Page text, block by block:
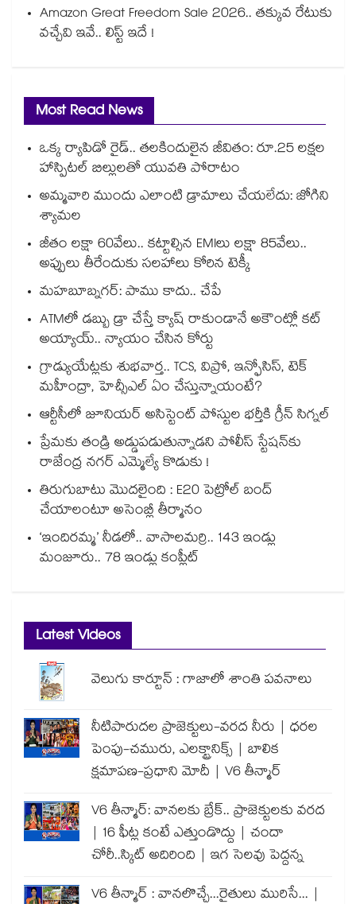
Amazon Great Freedom Sale 2026.. తక్కువ రేటుకు
వచ్చేవి ఇవే.. లిస్ట్ ఇదే !
Most Read News
ఒక్క ర్యాపిడో రైడ్.. తలకిందులైన జీవితం: రూ.25 లక్షల
హాస్పిటల్ బిల్లులతో యువతి పోరాటం
అమ్మవారి ముందు ఎలాంటి డ్రామాలు చేయలేదు: జోగిని
శ్యామల
జీతం లక్షా 60వేలు.. కట్టాల్సిన EMIలు లక్షా 85వేలు..
అప్పులు తీరేందుకు సలహాలు కోరిన టెక్కీ
మహబూబ్నగర్: పాము కాదు.. చేపే
ATMలో డబ్బు డ్రా చేస్తే క్యాష్ రాకుండానే అకౌంట్లో కట్
అయ్యాయ్.. న్యాయం చేసిన కోర్టు
గ్రాడ్యుయేట్లకు శుభవార్త.. TCS, విప్రో, ఇన్ఫోసిస్, టెక్
మహీంద్రా, హెచ్సీఎల్ ఏం చేస్తున్నాయంటే?
ఆర్టీసీలో జూనియర్ అసిస్టెంట్‌‌ పోస్టుల భర్తీకి గ్రీన్‌‌ సిగ్నల్
ప్రేమకు తండ్రి అడ్డుపడుతున్నాడని పోలీస్ స్టేషన్⁪కు
రాజేంద్ర నగర్ ఎమ్మెల్యే కొడుకు !
తిరుగుబాటు మొదలైంది : E20 పెట్రోల్ బంద్
చేయాలంటూ అసెంబ్లీ తీర్మానం
‘ఇందిరమ్మ’ నీడలో.. వాసాలమర్రి.. 143 ఇండ్లు
మంజూరు.. 78 ఇండ్లు కంప్లీట్
Latest Videos
వెలుగు కార్టూన్ : గాజాలో శాంతి పవనాలు
నీటిపారుదల ప్రాజెక్టులు-వరద నీరు | ధరల
పెంపు-చమురు, ఎలక్ట్రానిక్స్ | బాలిక
క్షమాపణ-ప్రధాని మోదీ | V6 తీన్మార్
V6 తీన్మార్: వానలకు బ్రేక్.. ప్రాజెక్టులకు వరద
| 16 ఫీట్ల కంటే ఎత్తుండొద్దు | చందా
చోరీ..స్కిట్ అదిరింది | ఇగ సెలవు పెద్దన్న
V6 తీన్మార్ : వానలొచ్చే...రైతులు మురిసే... |